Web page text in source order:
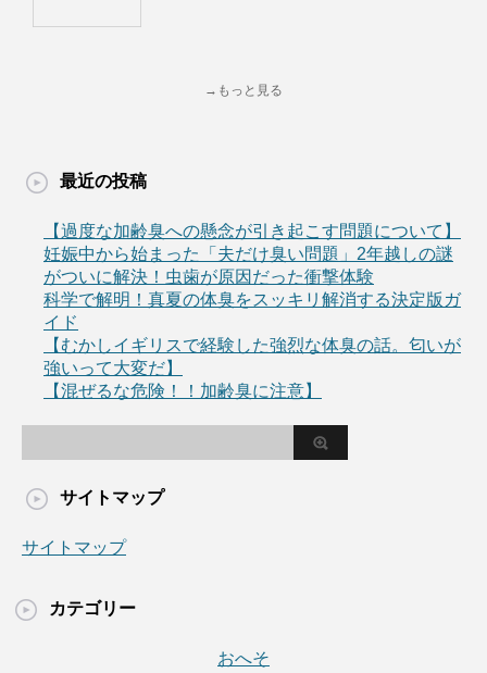
→もっと見る
最近の投稿
【過度な加齢臭への懸念が引き起こす問題について】
妊娠中から始まった「夫だけ臭い問題」2年越しの謎
がついに解決！虫歯が原因だった衝撃体験
科学で解明！真夏の体臭をスッキリ解消する決定版ガ
イド
【むかしイギリスで経験した強烈な体臭の話。匂いが
強いって大変だ】
【混ぜるな危険！！加齢臭に注意】
サイトマップ
サイトマップ
カテゴリー
おへそ